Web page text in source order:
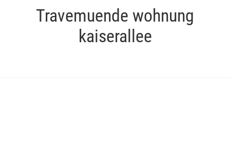
Travemuende wohnung
kaiserallee